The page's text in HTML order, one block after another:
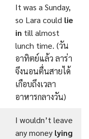
It was a Sunday,
so Lara could lie
in till almost
lunch time. (วัน
อาทิตย์แล้ว ลาร่า
จึงนอนตื่นสายได้
เกือบถึงเวลา
อาหารกลางวัน)
I wouldn’t leave
any money lying